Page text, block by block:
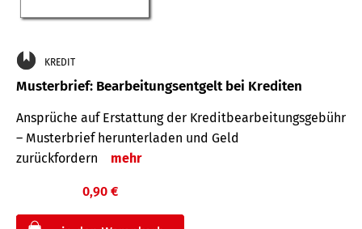
KREDIT
Musterbrief: Bearbeitungsentgelt bei Krediten
Ansprüche auf Erstattung der Kreditbearbeitungsgebühr
– Musterbrief herunterladen und Geld
zurückfordern
mehr
0,90 €